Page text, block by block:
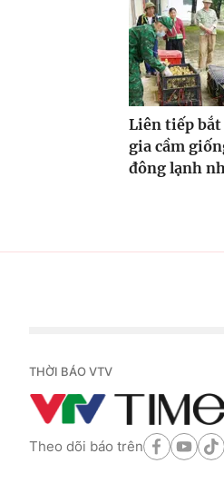
Liên tiếp bắt
gia cầm
đông lạnh
THỜI BÁO VTV
Theo dõi báo trên